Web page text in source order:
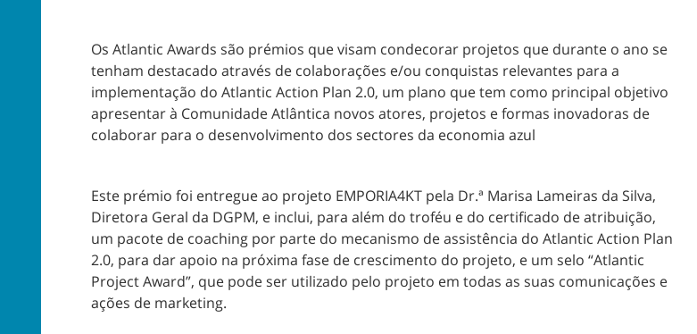
Os Atlantic Awards são prémios que visam condecorar projetos que durante o ano se
tenham destacado através de colaborações e/ou conquistas relevantes para a
implementação do Atlantic Action Plan 2.0, um plano que tem como principal objetivo
apresentar à Comunidade Atlântica novos atores, projetos e formas inovadoras de
colaborar para o desenvolvimento dos sectores da economia azul
Este prémio foi entregue ao projeto EMPORIA4KT pela Dr.ª Marisa Lameiras da Silva,
Diretora Geral da DGPM, e inclui, para além do troféu e do certificado de atribuição,
um pacote de coaching por parte do mecanismo de assistência do Atlantic Action Plan
2.0, para dar apoio na próxima fase de crescimento do projeto, e um selo “Atlantic
Project Award”, que pode ser utilizado pelo projeto em todas as suas comunicações e
ações de marketing.